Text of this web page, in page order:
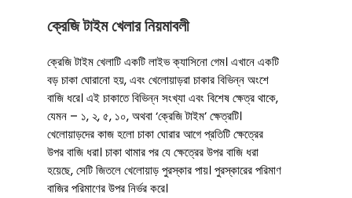
ক্রেজি টাইম খেলার নিয়মাবলী
ক্রেজি টাইম খেলাটি একটি লাইভ ক্যাসিনো গেম। এখানে একটি
বড় চাকা ঘোরানো হয়, এবং খেলোয়াড়রা চাকার বিভিন্ন অংশে
বাজি ধরে। এই চাকাতে বিভিন্ন সংখ্যা এবং বিশেষ ক্ষেত্র থাকে,
যেমন – ১, ২, ৫, ১০, অথবা ‘ক্রেজি টাইম’ ক্ষেত্রটি।
খেলোয়াড়দের কাজ হলো চাকা ঘোরার আগে প্রতিটি ক্ষেত্রের
উপর বাজি ধরা। চাকা থামার পর যে ক্ষেত্রের উপর বাজি ধরা
হয়েছে, সেটি জিতলে খেলোয়াড় পুরস্কার পায়। পুরস্কারের পরিমাণ
বাজির পরিমাণের উপর নির্ভর করে।